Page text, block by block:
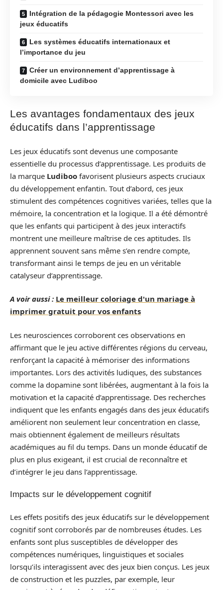
Intégration de la pédagogie Montessori avec les
jeux éducatifs
Les systèmes éducatifs internationaux et
l’importance du jeu
Créer un environnement d’apprentissage à
domicile avec Ludiboo
Les avantages fondamentaux des jeux
éducatifs dans l’apprentissage
Les jeux éducatifs sont devenus une composante
essentielle du processus d’apprentissage. Les produits de
la marque Ludiboo favorisent plusieurs aspects cruciaux
du développement enfantin. Tout d’abord, ces jeux
stimulent des compétences cognitives variées, telles que la
mémoire, la concentration et la logique. Il a été démontré
que les enfants qui participent à des jeux interactifs
montrent une meilleure maîtrise de ces aptitudes. Ils
apprennent souvent sans même s’en rendre compte,
transformant ainsi le temps de jeu en un véritable
catalyseur d’apprentissage.
A voir aussi : Le meilleur coloriage d'un mariage à
imprimer gratuit pour vos enfants
Les neurosciences corroborent ces observations en
affirmant que le jeu active différentes régions du cerveau,
renforçant la capacité à mémoriser des informations
importantes. Lors des activités ludiques, des substances
comme la dopamine sont libérées, augmentant à la fois la
motivation et la capacité d’apprentissage. Des recherches
indiquent que les enfants engagés dans des jeux éducatifs
améliorent non seulement leur concentration en classe,
mais obtiennent également de meilleurs résultats
académiques au fil du temps. Dans un monde éducatif de
plus en plus exigeant, il est crucial de reconnaître et
d’intégrer le jeu dans l’apprentissage.
Impacts sur le développement cognitif
Les effets positifs des jeux éducatifs sur le développement
cognitif sont corroborés par de nombreuses études. Les
enfants sont plus susceptibles de développer des
compétences numériques, linguistiques et sociales
lorsqu’ils interagissent avec des jeux bien conçus. Les jeux
de construction et les puzzles, par exemple, leur